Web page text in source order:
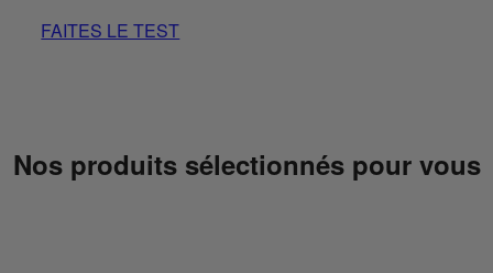
FAITES LE TEST
Nos produits sélectionnés pour vous